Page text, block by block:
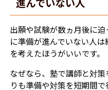
出願や試験が数ヵ月後に
に準備が進んでいない人
を考えたほうがいいです。
なぜなら、塾で講師と対
りも準備や対策を短期間